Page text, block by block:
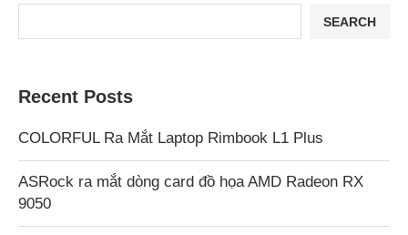
SEARCH
Recent Posts
COLORFUL Ra Mắt Laptop Rimbook L1 Plus
ASRock ra mắt dòng card đồ họa AMD Radeon RX
9050